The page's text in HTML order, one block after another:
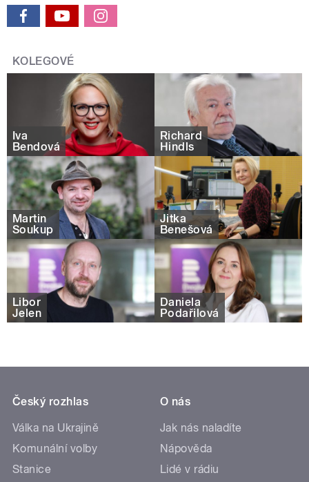
KOLEGOVÉ
Iva
Bendová
Richard
Hindls
Martin
Soukup
Jitka
Benešová
Libor
Jelen
Daniela
Podařilová
Český rozhlas
Válka na Ukrajině
Komunální volby
Stanice
O nás
Jak nás naladíte
Nápověda
Lidé v rádiu